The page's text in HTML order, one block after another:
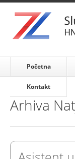
Početna
Kontakt
Arhiva